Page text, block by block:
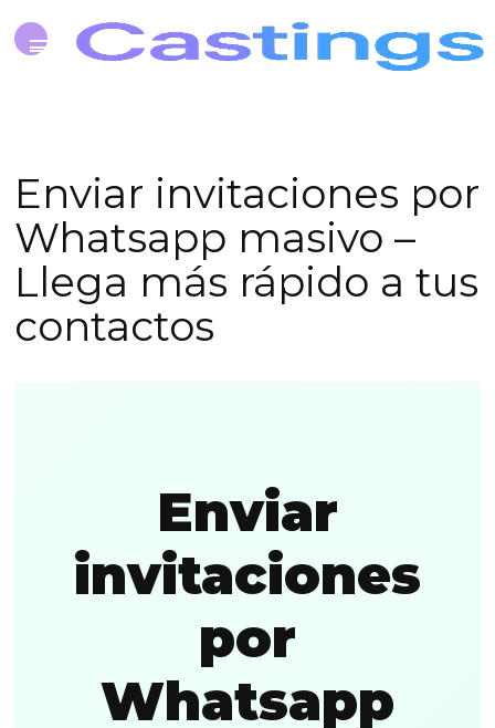
Enviar invitaciones por
Whatsapp masivo –
Llega más rápido a tus
contactos
Enviar
invitaciones
por
Whatsapp